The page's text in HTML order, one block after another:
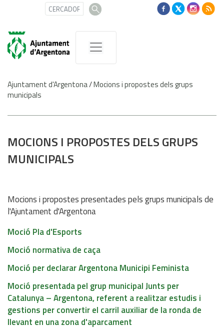
Ajuntament d'Argentona/Mocions i propostes dels grups
municipals
MOCIONS I PROPOSTES DELS GRUPS
MUNICIPALS
Mocions i propostes presentades pels grups municipals de
l'Ajuntament d'Argentona
Moció Pla d'Esports
Moció normativa de caça
Moció per declarar Argentona Municipi Feminista
Moció presentada pel grup municipal Junts per
Catalunya – Argentona, referent a realitzar estudis i
gestions per convertir el carril auxiliar de la ronda de
llevant en una zona d'aparcament